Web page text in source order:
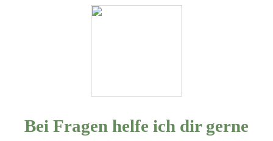
Bei Fragen helfe ich dir gerne